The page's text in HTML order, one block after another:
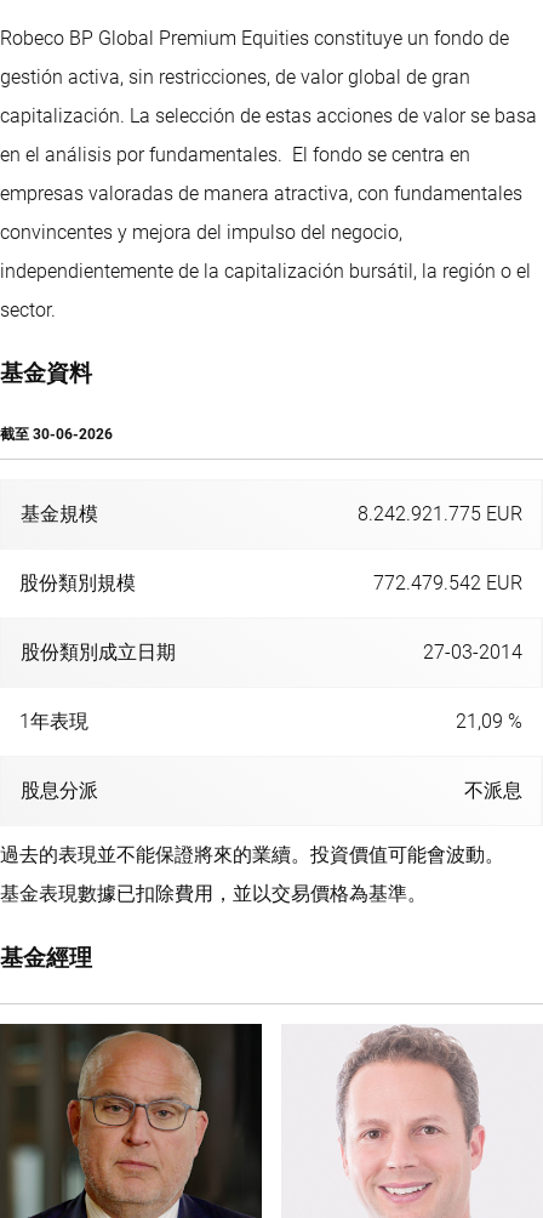
Robeco BP Global Premium Equities constituye un fondo de
gestión activa, sin restricciones, de valor global de gran
capitalización. La selección de estas acciones de valor se basa
en el análisis por fundamentales. El fondo se centra en
empresas valoradas de manera atractiva, con fundamentales
convincentes y mejora del impulso del negocio,
independientemente de la capitalización bursátil, la región o el
sector.
基金資料
截至 30-06-2026
基金規模 8.242.921.775 EUR
股份類別規模 772.479.542 EUR
股份類別成立日期 27-03-2014
1年表現 21,09 %
股息分派 不派息
過去的表現並不能保證將來的業續。投資價值可能會波動。
基金表現數據已扣除費用，並以交易價格為基準。
基金經理